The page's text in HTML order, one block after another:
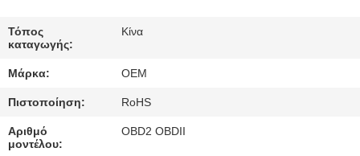
ΜΑΣ
ΕΛΆΤΕ
ΕΠΑΦΉ
ΜΕ
Τόπος
καταγωγής:
Κίνα
Μάρκα: OEM
Πιστοποίηση: RoHS
Αριθμό
μοντέλου:
OBD2 OBDII